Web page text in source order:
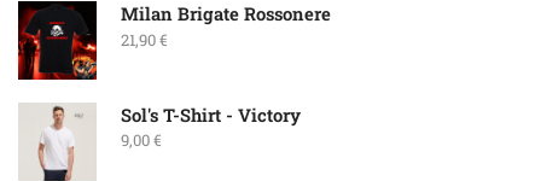
Milan Brigate Rossonere
21,90€
Sol's T-Shirt - Victory
9,00€